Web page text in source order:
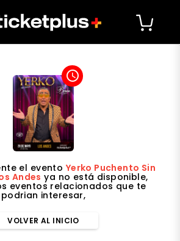
access_time
el evento Yerko Puchento Sin
Andes ya no está disponible,
eventos relacionados que te
podrian interesar,
VOLVER AL INICIO